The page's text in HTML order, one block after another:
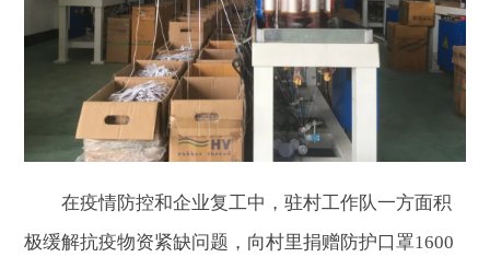
在疫情防控和企业复工中，驻村工作队一方面积
极缓解抗疫物资紧缺问题，向村里捐赠防护口罩1600